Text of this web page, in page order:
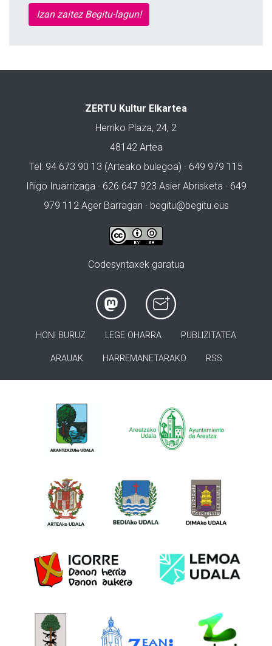
Izan zaitez Begitu-lagun!
ZERTU Kultur Elkartea
Herriko Plaza, 24, 2
48142 Artea
Tel: 94 673 90 13 (Arteako bulegoa) · 649 979 115
Iñigo Iruarrizaga · 626 647 923 Asier Abrisketa · 649
979 112 Ager Barragan · begitu@begitu.eus
Codesyntaxek garatua
HONI BURUZ LEGE OHARRA PUBLIZITATEA
ARAUAK HARREMANETARAKO RSS